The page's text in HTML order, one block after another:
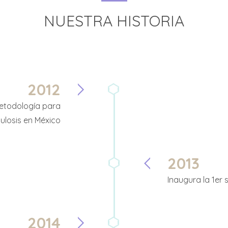
NUESTRA HISTORIA
2012
para
en México
2013
Inaugura la 1er
2014